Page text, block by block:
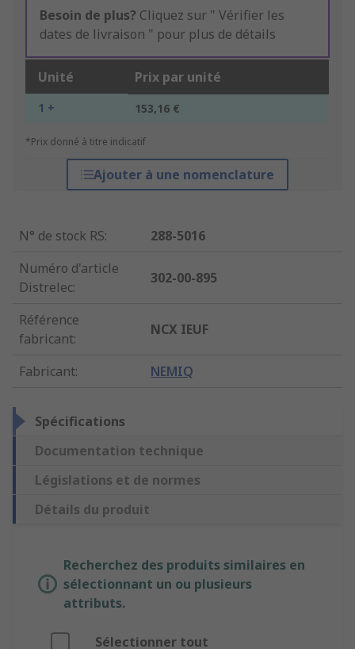
Besoin de plus? Cliquez sur " Vérifier les
dates de livraison " pour plus de détails
Unité Prix par unité
1 + 153,16 €
*Prix donné à titre indicatif
Ajouter à une nomenclature
N° de stock RS:
288-5016
Numéro d'article
Distrelec:
302-00-895
Référence
fabricant:
NCX IEUF
Fabricant: NEMIQ
Spécifications
Documentation technique
Législations et de normes
Détails du produit
Recherchez des produits similaires en
sélectionnant un ou plusieurs
attributs.
Sélectionner tout